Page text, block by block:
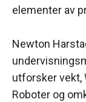
elementer av
Newton
utforsker vekt,
Roboter og